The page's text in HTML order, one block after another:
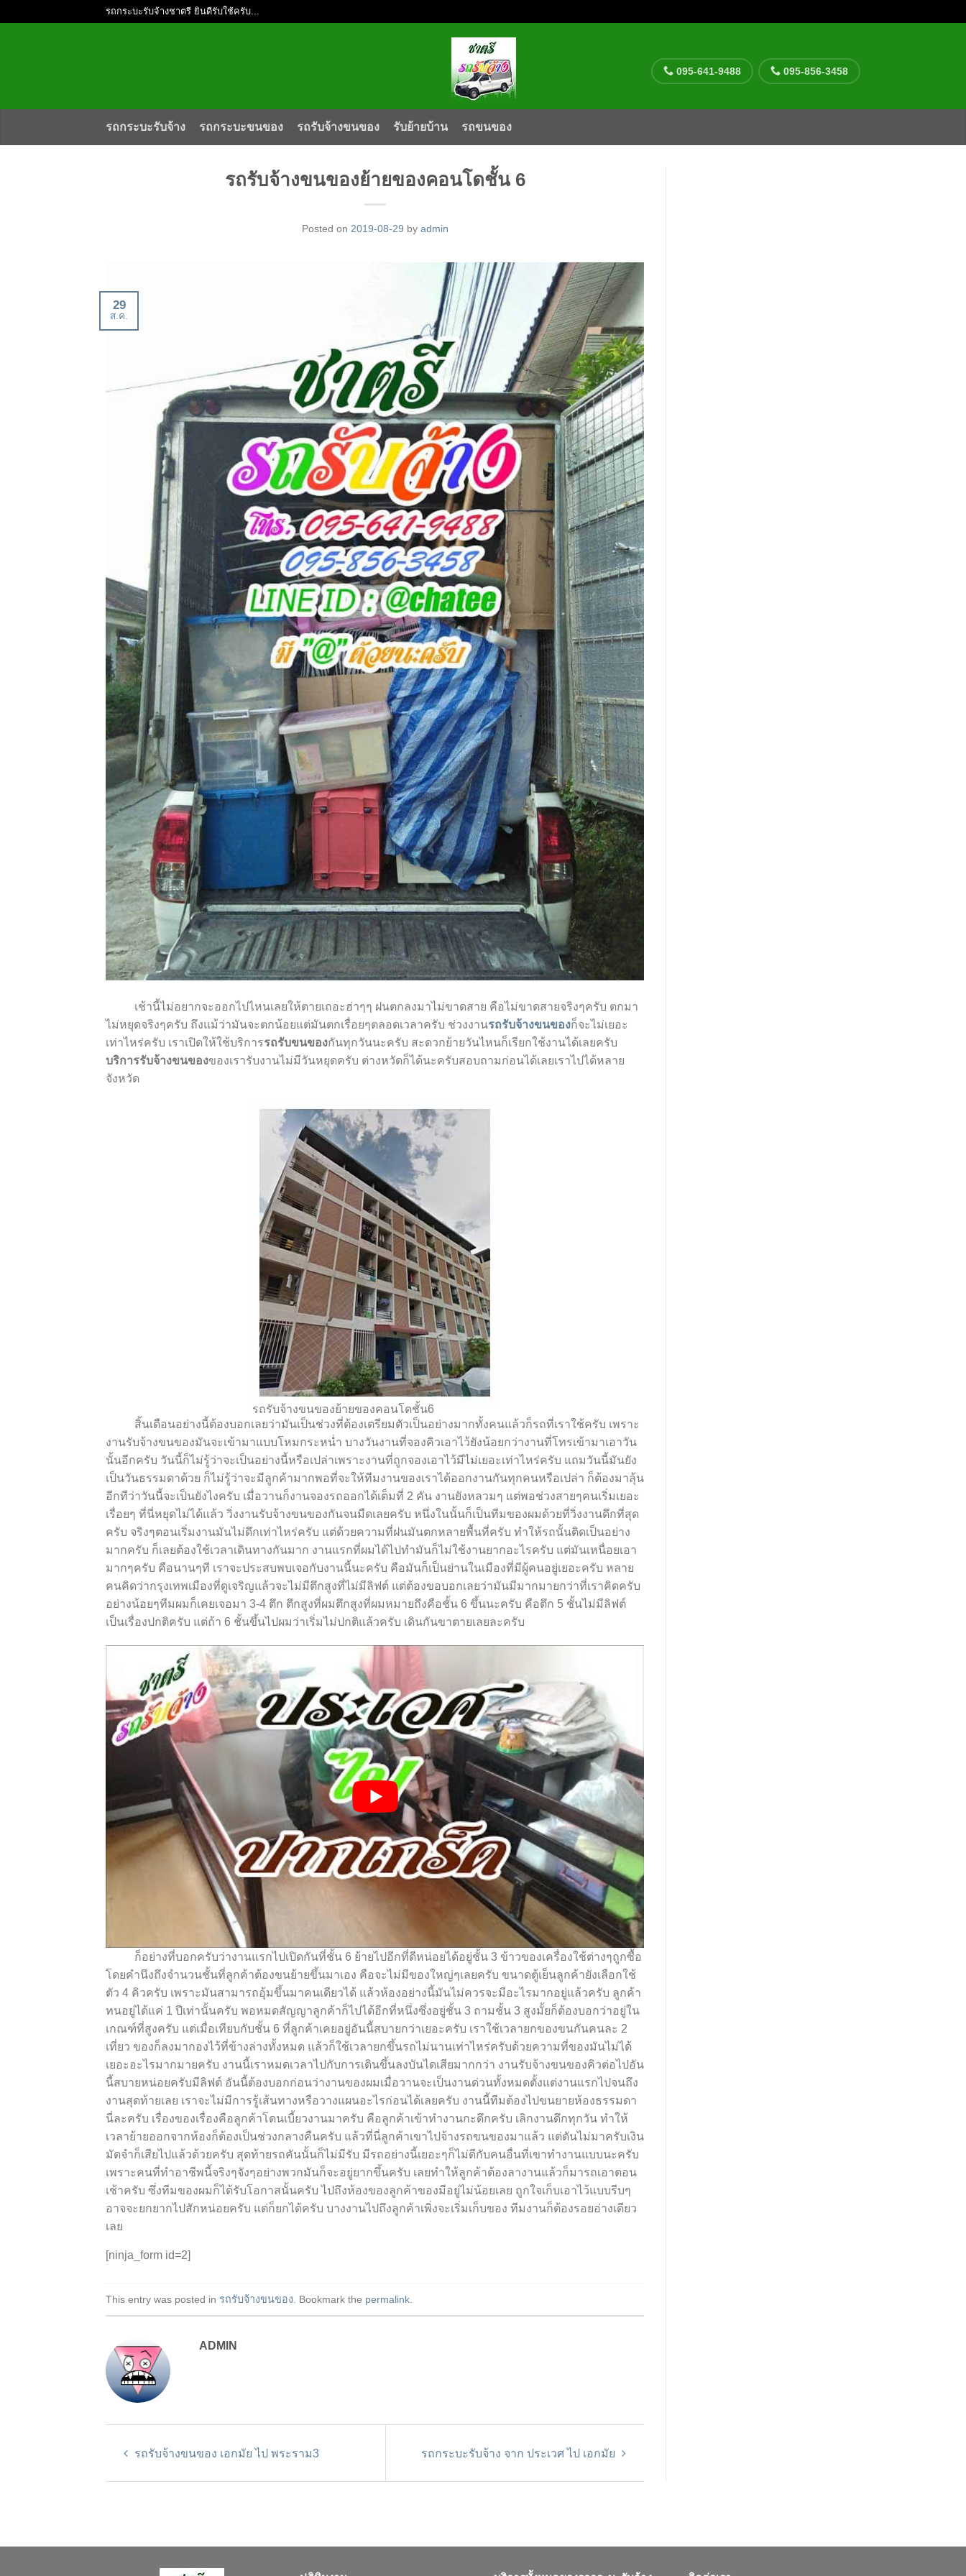
รถกระบะรับจ้างชาตรี ยินดีรับใช้ครับ...
095-641-9488 095-856-3458
รถกระบะรับจ้าง รถกระบะขนของ รถรับจ้างขนของ รับย้ายบ้าน รถขนของ
รถรับจ้างขนของย้ายของคอนโดชั้น 6
Posted on 2019-08-29 by admin
29
ส.ค.
เช้านี้ไม่อยากจะออกไปไหนเลยให้ตายเถอะฮ่าๆๆ ฝนตกลงมาไม่ขาดสาย คือไม่ขาดสายจริงๆครับ ตกมา
ไม่หยุดจริงๆครับ ถึงแม้ว่ามันจะตกน้อยแต่มันตกเรื่อยๆตลอดเวลาครับ ช่วงงานรถรับจ้างขนของก็จะไม่เยอะ
เท่าไหร่ครับ เราเปิดให้ใช้บริการรถรับขนของกันทุกวันนะครับ สะดวกย้ายวันไหนก็เรียกใช้งานได้เลยครับ
บริการรับจ้างขนของของเรารับงานไม่มีวันหยุดครับ ต่างหวัดก็ได้นะครับสอบถามก่อนได้เลยเราไปได้หลาย
จังหวัด
รถรับจ้างขนของย้ายของคอนโดชั้น6
สิ้นเดือนอย่างนี้ต้องบอกเลยว่ามันเป็นช่วงที่ต้องเตรียมตัวเป็นอย่างมากทั้งคนแล้วก็รถที่เราใช้ครับ เพราะ
งานรับจ้างขนของมันจะเข้ามาแบบโหมกระหน่ำ บางวันงานที่จองคิวเอาไว้ยังน้อยกว่างานที่โทรเข้ามาเอาวัน
นั้นอีกครับ วันนี้ก็ไม่รู้ว่าจะเป็นอย่างนี้หรือเปล่าเพราะงานที่ถูกจองเอาไว้มีไม่เยอะเท่าไหร่ครับ แถมวันนี้มันยัง
เป็นวันธรรมดาด้วย ก็ไม่รู้ว่าจะมีลูกค้ามากพอที่จะให้ทีมงานของเราได้ออกงานกันทุกคนหรือเปล่า ก็ต้องมาลุ้น
อีกทีว่าวันนี้จะเป็นยังไงครับ เมื่อวานก็งานจองรถออกได้เต็มที่ 2 คัน งานยังหลวมๆ แต่พอช่วงสายๆคนเริ่มเยอะ
เรื่อยๆ ที่นี่หยุดไม่ได้แล้ว วิ่งงานรับจ้างขนของกันจนมืดเลยครับ หนึ่งในนั้นก็เป็นทีมของผมด้วยที่วิ่งงานดึกที่สุด
ครับ จริงๆตอนเริ่มงานมันไม่ดึกเท่าไหร่ครับ แต่ด้วยความที่ฝนมันตกหลายพื้นที่ครับ ทำให้รถนั้นติดเป็นอย่าง
มากครับ ก็เลยต้องใช้เวลาเดินทางกันมาก งานแรกที่ผมได้ไปทำมันก็ไม่ใช้งานยากอะไรครับ แต่มันเหนื่อยเอา
มากๆครับ คือนานๆที เราจะประสบพบเจอกับงานนี้นะครับ คือมันก็เป็นย่านในเมืองที่มีผู้คนอยู่เยอะครับ หลาย
คนคิดว่ากรุงเทพเมืองที่ดูเจริญแล้วจะไม่มีตึกสูงที่ไม่มีลิฟต์ แต่ต้องขอบอกเลยว่ามันมีมากมายกว่าที่เราคิดครับ
อย่างน้อยๆทีมผมก็เคยเจอมา 3-4 ตึก ตึกสูงที่ผมตึกสูงที่ผมหมายถึงคือชั้น 6 ขึ้นนะครับ คือตึก 5 ชั้นไม่มีลิฟต์
เป็นเรื่องปกติครับ แต่ถ้า 6 ชั้นขึ้นไปผมว่าเริ่มไม่ปกติแล้วครับ เดินกันขาตายเลยละครับ
ก็อย่างที่บอกครับว่างานแรกไปเปิดกันที่ชั้น 6 ย้ายไปอีกที่ดีหน่อยได้อยู่ชั้น 3 ข้าวของเครื่องใช้ต่างๆถูกซื้อ
โดยคำนึงถึงจำนวนชั้นที่ลูกค้าต้องขนย้ายขึ้นมาเอง คือจะไม่มีของใหญ่ๆเลยครับ ขนาดตู้เย็นลูกค้ายังเลือกใช้
ตัว 4 คิวครับ เพราะมันสามารถอุ้มขึ้นมาคนเดียวได้ แล้วห้องอย่างนี้มันไม่ควรจะมีอะไรมากอยู่แล้วครับ ลูกค้า
ทนอยู่ได้แค่ 1 ปีเท่านั้นครับ พอหมดสัญญาลูกค้าก็ไปได้อีกที่หนึ่งซึ่งอยู่ชั้น 3 ถามชั้น 3 สูงมั้ยก็ต้องบอกว่าอยู่ใน
เกณฑ์ที่สูงครับ แต่เมื่อเทียบกับชั้น 6 ที่ลูกค้าเคยอยู่อันนี้สบายกว่าเยอะครับ เราใช้เวลายกของขนกันคนละ 2
เที่ยว ของก็ลงมากองไว้ที่ข้างล่างทั้งหมด แล้วก็ใช้เวลายกขึ้นรถไม่นานเท่าไหร่ครับด้วยความที่ของมันไม่ได้
เยอะอะไรมากมายครับ งานนี้เราหมดเวลาไปกับการเดินขึ้นลงบันไดเสียมากกว่า งานรับจ้างขนของคิวต่อไปอัน
นี้สบายหน่อยครับมีลิฟต์ อันนี้ต้องบอกก่อนว่างานของผมเมื่อวานจะเป็นงานด่วนทั้งหมดตั้งแต่งานแรกไปจนถึง
งานสุดท้ายเลย เราจะไม่มีการรู้เส้นทางหรือวางแผนอะไรก่อนได้เลยครับ งานนี้ทีมต้องไปขนยายห้องธรรมดา
นี่ละครับ เรื่องของเรื่องคือลูกค้าโดนเบี้ยวงานมาครับ คือลูกค้าเข้าทำงานกะดึกครับ เลิกงานดึกทุกวัน ทำให้
เวลาย้ายออกจากห้องก็ต้องเป็นช่วงกลางคืนครับ แล้วที่นี่ลูกค้าเขาไปจ้างรถขนของมาแล้ว แต่ดันไม่มาครับเงิน
มัดจำก็เสียไปแล้วด้วยครับ สุดท้ายรถคันนั้นก็ไม่มีรับ มีรถอย่างนี้เยอะๆก็ไม่ดีกับคนอื่นที่เขาทำงานแบบนะครับ
เพราะคนที่ทำอาชีพนี้จริงๆจังๆอย่างพวกมันก็จะอยู่ยากขึ้นครับ เลยทำให้ลูกค้าต้องลางานแล้วก็มารถเอาตอน
เช้าครับ ซึ่งทีมของผมก็ได้รับโอกาสนั้นครับ ไปถึงห้องของลูกค้าของมีอยู่ไม่น้อยเลย ถูกใจเก็บเอาไว้แบบรีบๆ
อาจจะยกยากไปสักหน่อยครับ แต่ก็ยกได้ครับ บางงานไปถึงลูกค้าเพิ่งจะเริ่มเก็บของ ทีมงานก็ต้องรอยอ่างเดียว
เลย
[ninja_form id=2]
This entry was posted in รถรับจ้างขนของ . Bookmark the permalink
ADMIN
รถรับจ้างขนของ เอกมัย ไป พระราม3 รถกระบะรับจ้าง จาก ประเวศ ไป เอกมัย